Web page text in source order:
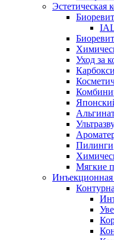
Эстетическая
Уход за
Пилинги
Мягкие
Инъекционная